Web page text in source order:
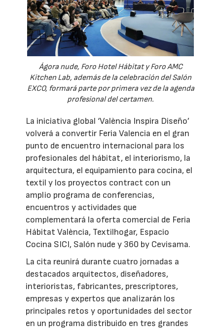
Ágora nude, Foro Hotel Hábitat y Foro AMC
Kitchen Lab, además de la celebración del Salón
EXCO, formará parte por primera vez de la agenda
profesional del certamen.
La iniciativa global ‘València Inspira Diseño’
volverá a convertir Feria Valencia en el gran
punto de encuentro internacional para los
profesionales del hábitat, el interiorismo, la
arquitectura, el equipamiento para cocina, el
textil y los proyectos contract con un
amplio programa de conferencias,
encuentros y actividades que
complementará la oferta comercial de Feria
Hábitat València, Textilhogar, Espacio
Cocina SICI, Salón nude y 360 by Cevisama.
La cita reunirá durante cuatro jornadas a
destacados arquitectos, diseñadores,
interioristas, fabricantes, prescriptores,
empresas y expertos que analizarán los
principales retos y oportunidades del sector
en un programa distribuido en tres grandes